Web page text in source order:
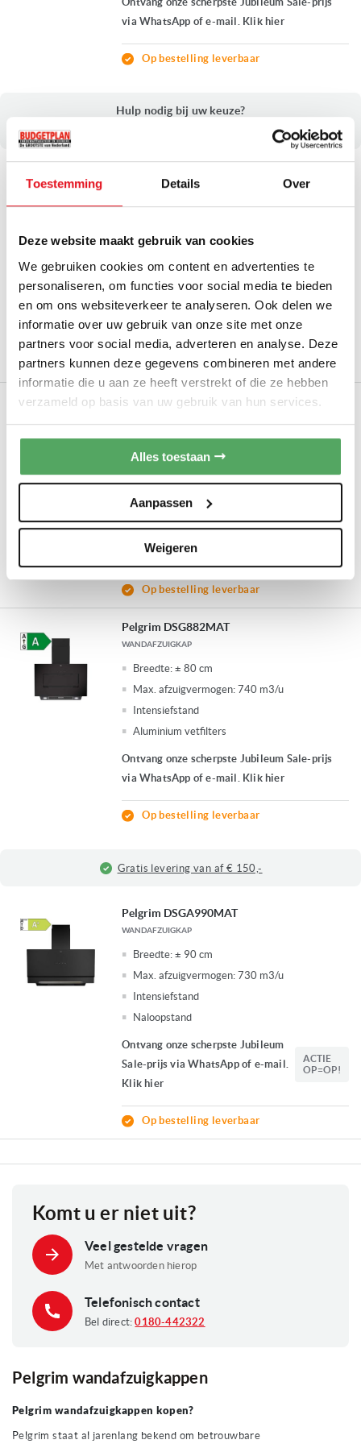
Toestemming Details Over
Deze website maakt gebruik van cookies
We gebruiken cookies om content en advertenties te
personaliseren, om functies voor social media te bieden
en om ons websiteverkeer te analyseren. Ook delen we
informatie over uw gebruik van onze site met onze
partners voor social media, adverteren en analyse. Deze
partners kunnen deze gegevens combineren met andere
informatie die u aan ze heeft verstrekt of die ze hebben
verzameld op basis van uw gebruik van hun services.
Alles toestaan
Aanpassen
Weigeren
via WhatsApp of e-mail. Klik hier
Op bestelling leverbaar
Hulp nodig bij uw keuze?
Max. afzuigvermogen: 600 m3/u
Geschikt voor recirculatie of luchtafvoer
Ontvang onze scherpste Jubileum Sale-prijs
via WhatsApp of e-mail. Klik hier
Op bestelling leverbaar
Pelgrim DSG861MAT
Breedte: ± 80 cm
Max. afzuigvermogen:
Intensiefstand
Aluminium vetfilters
Ontvang onze scherpste Jubileum Sale-prijs
via WhatsApp of e-mail. Klik hier
Op bestelling leverbaar
Pelgrim DSG882MAT
WANDAFZUIGKAP
Breedte: ± 80 cm
Max. afzuigvermogen: 740 m3/u
Intensiefstand
Aluminium vetfilters
Ontvang onze scherpste Jubileum Sale-prijs
via WhatsApp of e-mail. Klik hier
Op bestelling leverbaar
Gratis levering van af € 150,-
Pelgrim DSGA990MAT
WANDAFZUIGKAP
Breedte: ± 90 cm
Max. afzuigvermogen: 730 m3/u
Intensiefstand
Naloopstand
Ontvang onze scherpste Jubileum
Sale-prijs via WhatsApp of e-mail.
Klik hier
ACTIE
OP=OP!
Op bestelling leverbaar
Komt u er niet uit?
Veel gestelde vragen
Met antwoorden hierop
Telefonisch contact
Bel direct:0180-442322
Pelgrim wandafzuigkappen
Pelgrim wandafzuigkappen kopen?
Pelgrim staat al jarenlang bekend om betrouwbare